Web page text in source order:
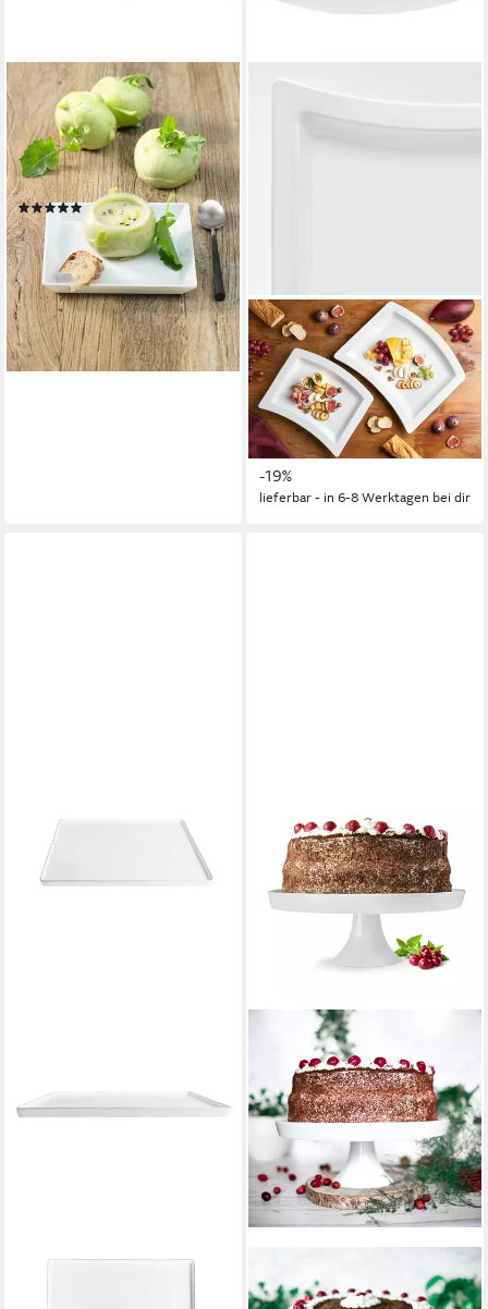
ASA SELECTION
Servierplatte 250°C
Servierplatte/Top rechteckig
34 cm, Porzellan, (Platten),
Küche, Kochen, Backen
(1)
34,90 €
lieferbar - in 2-3 Werktagen bei dir
VAN WELL
Servierplatte Platte curved,
31 cm, 1 Stück, Steingut, (1-
tlg), spülmaschinen- und
mikrowellengeeignet
25,99 € UVP 31,99 €
-19%
lieferbar - in 6-8 Werktagen bei dir
Kuchenplatte Große